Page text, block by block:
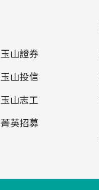
玉山證券
玉山投信
玉山志工
菁英招募